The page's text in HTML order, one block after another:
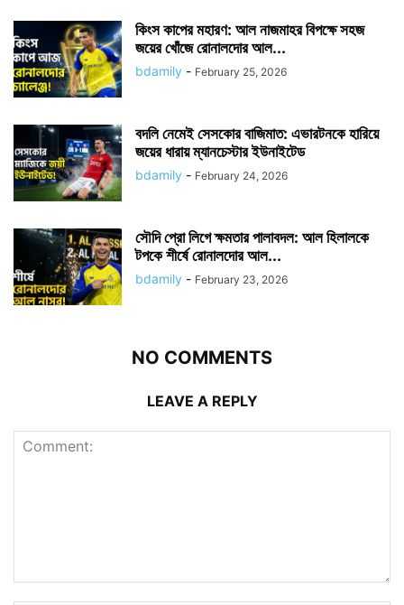
কিংস কাপের মহারণ: আল নাজমাহর বিপক্ষে সহজ
জয়ের খোঁজে রোনালদোর আল...
bdamily - February 25, 2026
বদলি নেমেই সেসকোর বাজিমাত: এভারটনকে হারিয়ে
জয়ের ধারায় ম্যানচেস্টার ইউনাইটেড
bdamily - February 24, 2026
সৌদি প্রো লিগে ক্ষমতার পালাবদল: আল হিলালকে
টপকে শীর্ষে রোনালদোর আল...
bdamily - February 23, 2026
NO COMMENTS
LEAVE A REPLY